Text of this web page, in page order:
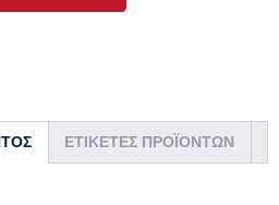
ΕΤΙΚΈΤΕΣ ΠΡΟΪΌΝΤΩΝ